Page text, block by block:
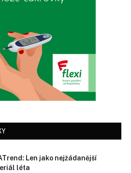
Len jako nejžádanější
léta